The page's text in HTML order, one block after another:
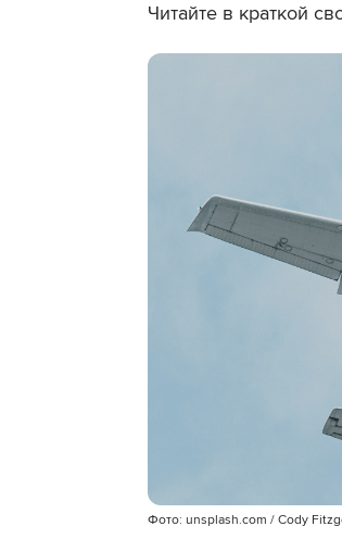
Читайте в краткой
Фото: unsplash.com / Cody